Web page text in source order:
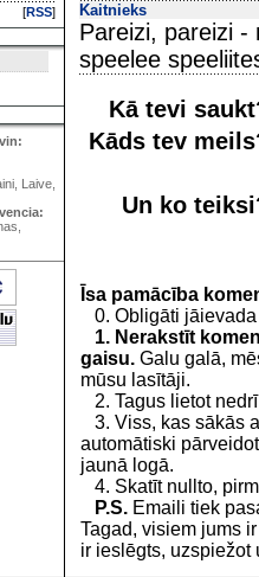
[RSS]
Laive,
Kaitnieks
Pareizi, pareizi -
speelee
Kā tevi
Kāds tev
Un ko
Īsa pamācība
0. Obligāti jāievada
1. Nerakstīt
gaisu. Galu galā,
mūsu lasītāji.
2. Tagus lietot
3. Viss, kas sākās
automātiski
jaunā logā.
4. Skatīt nullto,
P.S. Emaili tiek
Tagad, visiem jums
ir ieslēgts, uzspiežot